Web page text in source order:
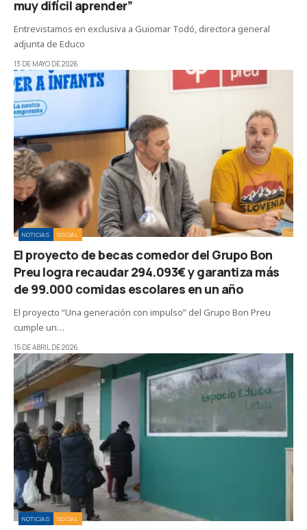
muy difícil aprender”
Entrevistamos en exclusiva a Guiomar Todó, directora general
adjunta de Educo
13 DE MAYO DE 2026
NOTICIAS SOCIAL
El proyecto de becas comedor del Grupo Bon
Preu logra recaudar 294.093€ y garantiza más
de 99.000 comidas escolares en un año
El proyecto “Una generación con impulso” del Grupo Bon Preu
cumple un…
15 DE ABRIL DE 2026
NOTICIAS SOCIAL